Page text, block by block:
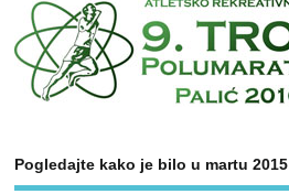
Pogledajte kako je bilo u martu 2015